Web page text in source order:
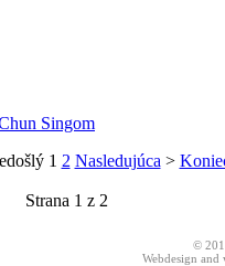
Singom
1 2 Nasledujúca >
Strana 1 z 2
©
Webdesign